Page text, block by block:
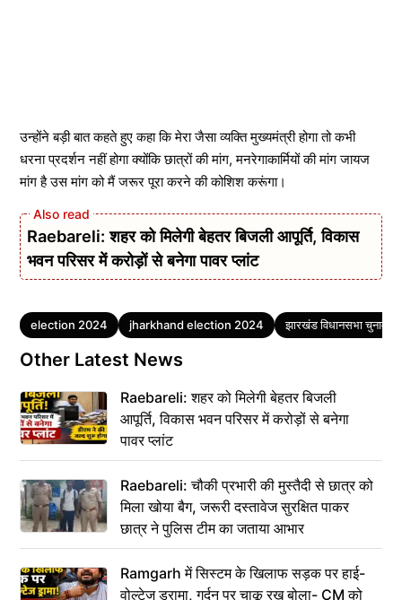
उन्होंने बड़ी बात कहते हुए कहा कि मेरा जैसा व्यक्ति मुख्यमंत्री होगा तो कभी
धरना प्रदर्शन नहीं होगा क्योंकि छात्रों की मांग, मनरेगाकार्मियों की मांग जायज
मांग है उस मांग को मैं जरूर पूरा करने की कोशिश करूंगा।
Raebareli: शहर को मिलेगी बेहतर बिजली आपूर्ति, विकास
भवन परिसर में करोड़ों से बनेगा पावर प्लांट
Tags
election 2024 jharkhand election 2024 झारखंड विधानसभा चुनाव
Other Latest News
Raebareli: शहर को मिलेगी बेहतर बिजली
आपूर्ति, विकास भवन परिसर में करोड़ों से बनेगा
पावर प्लांट
Raebareli: चौकी प्रभारी की मुस्तैदी से छात्र को
मिला खोया बैग, जरूरी दस्तावेज सुरक्षित पाकर
छात्र ने पुलिस टीम का जताया आभार
Ramgarh में सिस्टम के खिलाफ सड़क पर हाई-
वोल्टेज ड्रामा, गर्दन पर चाकू रख बोला- CM को